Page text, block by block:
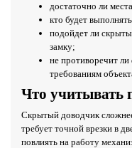
достаточно ли
кто будет
подойдет ли
замку;
не противоречит
требованиям
Что учитывать
Скрытый доводчик
требует точной врезки в
повлиять на работу